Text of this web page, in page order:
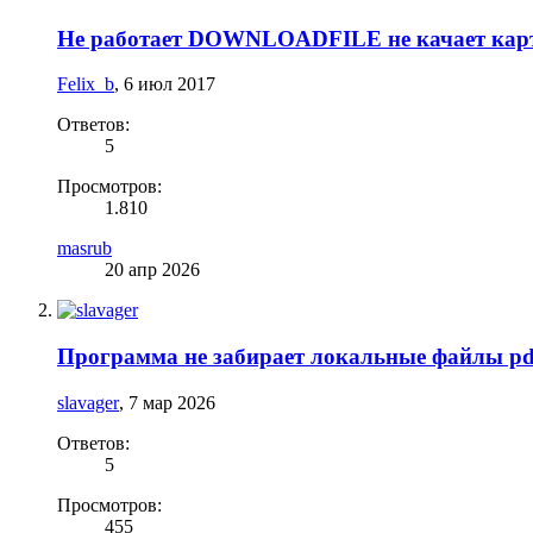
Не работает DOWNLOADFILE не качает
Felix_b, 6 июл 2017
Ответов:
5
Просмотров:
1.810
masrub
20 апр 2026
Программа не забирает локальные файлы
slavager, 7 мар 2026
Ответов:
5
Просмотров:
455